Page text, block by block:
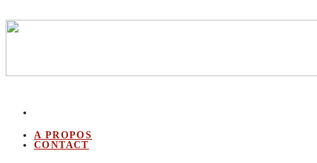
A PROPOS
CONTACT